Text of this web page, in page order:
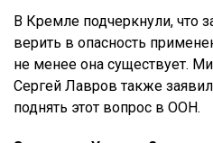
В Кремле подчеркнули, что
верить в опасность
не менее она существует.
Сергей Лавров также
поднять этот вопрос в ООН.